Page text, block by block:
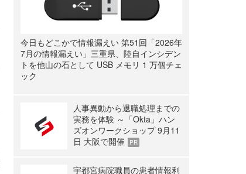
今日もどこかで情報漏えい 第51回「2026年
7月の情報漏えい」三重県、陸自インシデン
トを他山の石として USB メモリ 1 万個チェ
ック
人事異動から退職処理までの
実務を体験 ～「Okta」ハン
ズオンワークショップ 9月11
日 大阪で開催
PR
宇都宮病院職員の患者情報利